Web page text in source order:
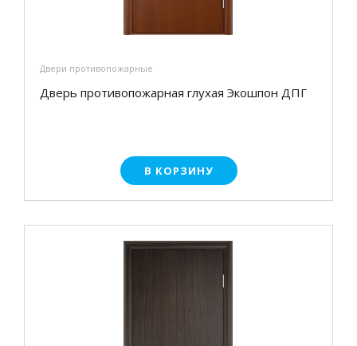
Двери противопожарные
Дверь противопожарная глухая Экошпон ДПГ
В КОРЗИНУ